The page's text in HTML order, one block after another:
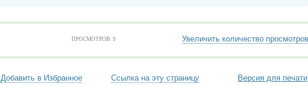
ПРОСМОТРОВ: 9 Увеличить количество просмотров
Добавить в Избранное Ссылка на эту страницу Версия для печати